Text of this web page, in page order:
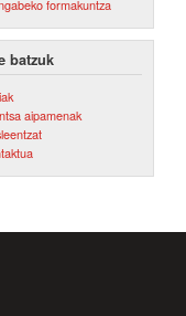
formakuntza
batzuk
aipamenak